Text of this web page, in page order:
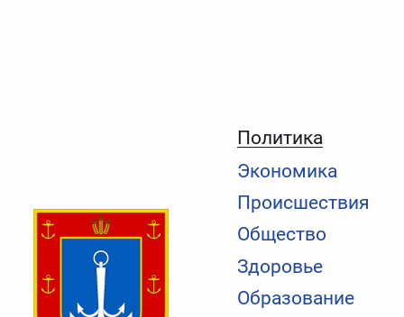
Политика
Экономика
Происшествия
Общество
Здоровье
Образование